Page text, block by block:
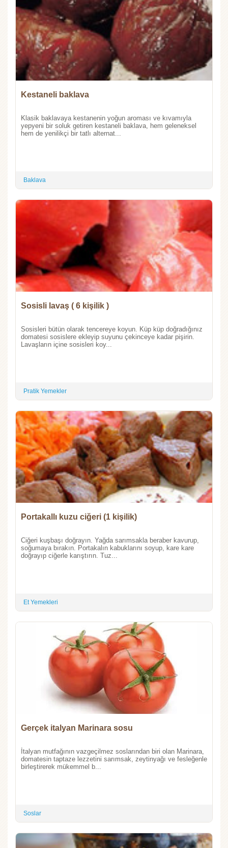
Kestaneli baklava
Klasik baklavaya kestanenin yoğun aroması ve kıvamıyla
yepyeni bir soluk getiren kestaneli baklava, hem geleneksel
hem de yenilikçi bir tatlı alternat...
Baklava
Sosisli lavaş ( 6 kişilik )
Sosisleri bütün olarak tencereye koyun. Küp küp doğradığınız
domatesi sosislere ekleyip suyunu çekinceye kadar pişirin.
Lavaşların içine sosisleri koy...
Pratik Yemekler
Portakallı kuzu ciğeri (1 kişilik)
Ciğeri kuşbaşı doğrayın. Yağda sarımsakla beraber kavurup,
soğumaya bırakın. Portakalın kabuklarını soyup, kare kare
doğrayıp ciğerle karıştırın. Tuz...
Et Yemekleri
Gerçek italyan Marinara sosu
İtalyan mutfağının vazgeçilmez soslarından biri olan Marinara,
domatesin taptaze lezzetini sarımsak, zeytinyağı ve fesleğenle
birleştirerek mükemmel b...
Soslar